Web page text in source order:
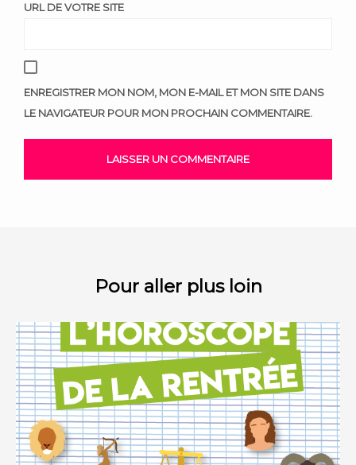
URL DE VOTRE SITE
ENREGISTRER MON NOM, MON E-MAIL ET MON SITE DANS
LE NAVIGATEUR POUR MON PROCHAIN COMMENTAIRE.
Pour aller plus loin